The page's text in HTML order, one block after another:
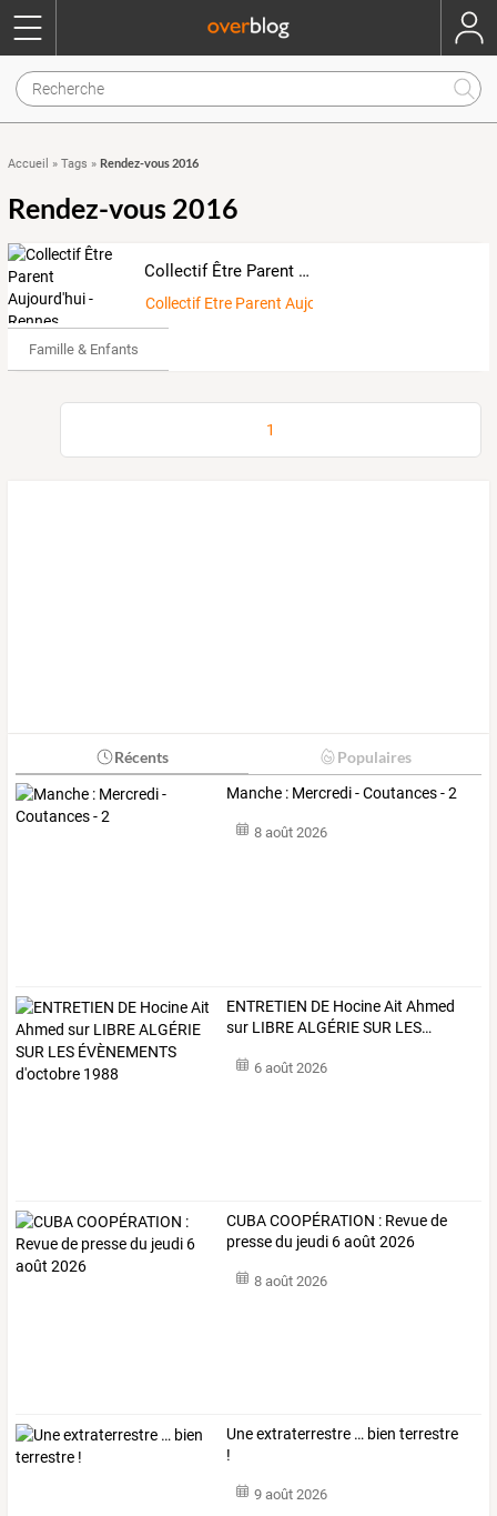
Accueil » Tags » Rendez-vous 2016
Rendez-vous 2016
Collectif Être Parent Aujourd'hui - Rennes, Bretagne
Collectif Etre Parent Aujourd'hui
Famille & Enfants
1
Récents Populaires
Manche : Mercredi - Coutances - 2
8 août 2026
ENTRETIEN DE HocineAit Ahmed
sur LIBREALGÉRIESUR LES…
6 août 2026
CUBA COOPÉRATION : Revue de
presse du jeudi 6 août 2026
8 août 2026
Une extraterrestre … bien terrestre
!
9 août 2026